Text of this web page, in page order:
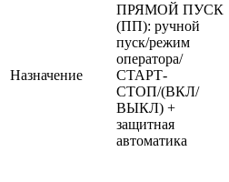
Назначение
ПРЯМОЙ ПУСК
(ПП): ручной
пуск/режим
оператора/
СТАРТ-
СТОП/(ВКЛ/
ВЫКЛ) +
защитная
автоматика